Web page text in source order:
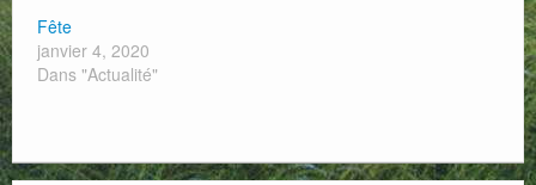
Fête
janvier 4, 2020
Dans "Actualité"